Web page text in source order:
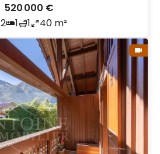
520 000 €
2
1 1 40 m²